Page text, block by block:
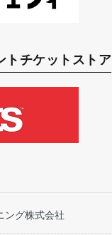
トチケットストア
ング株式会社